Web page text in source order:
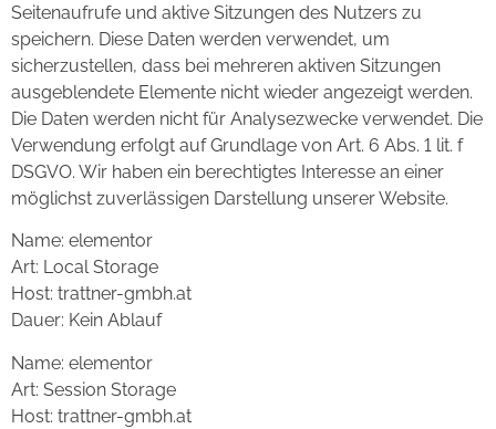
Seitenaufrufe und aktive Sitzungen des Nutzers zu
speichern. Diese Daten werden verwendet, um
sicherzustellen, dass bei mehreren aktiven Sitzungen
ausgeblendete Elemente nicht wieder angezeigt werden.
Die Daten werden nicht für Analysezwecke verwendet. Die
Verwendung erfolgt auf Grundlage von Art. 6 Abs. 1 lit. f
DSGVO. Wir haben ein berechtigtes Interesse an einer
möglichst zuverlässigen Darstellung unserer Website.
Name: elementor
Art: Local Storage
Host: trattner-gmbh.at
Dauer: Kein Ablauf
Name: elementor
Art: Session Storage
Host: trattner-gmbh.at